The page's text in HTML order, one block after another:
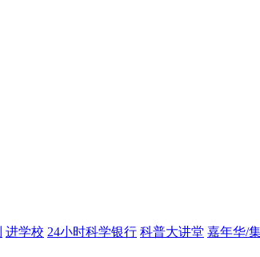
进学校 24小时科学银行 科普大讲堂 嘉年华/